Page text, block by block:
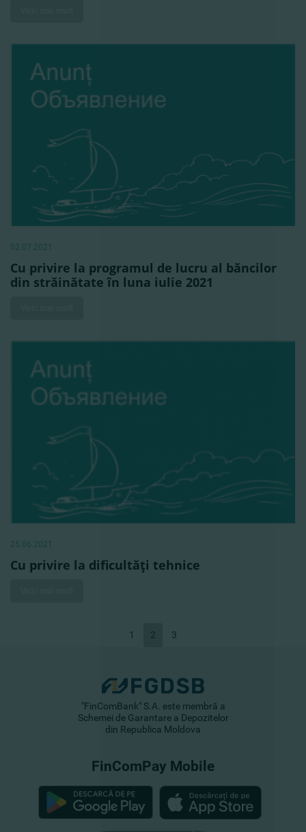
02.07.2021
Cu privire la programul de lucru al băncilor
din străinătate în luna iulie 2021
25.06.2021
Cu privire la dificultăţi tehnice
1 2 3
"FinComBank" S.A. este membră a
Schemei de Garantare a Depozitelor
din Republica Moldova
FinComPay Mobile